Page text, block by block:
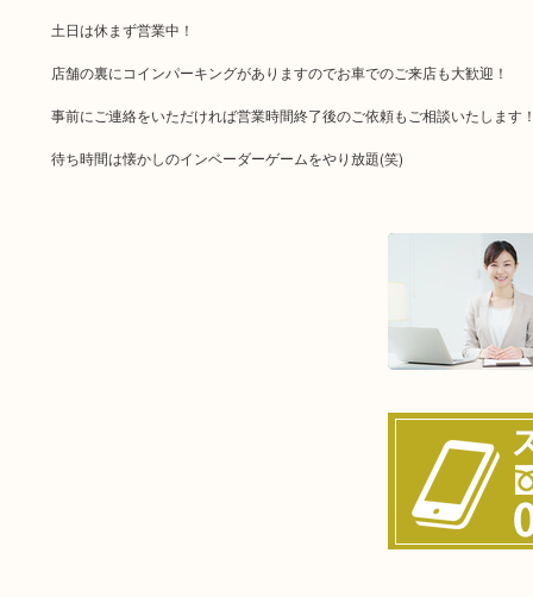
土日は休まず営業中！
店舗の裏にコインパーキングがありますのでお車でのご来店も大歓迎！
事前にご連絡をいただければ営業時間終了後のご依頼もご相談いたします
待ち時間は懐かしのインベーダーゲームをやり放題(笑)